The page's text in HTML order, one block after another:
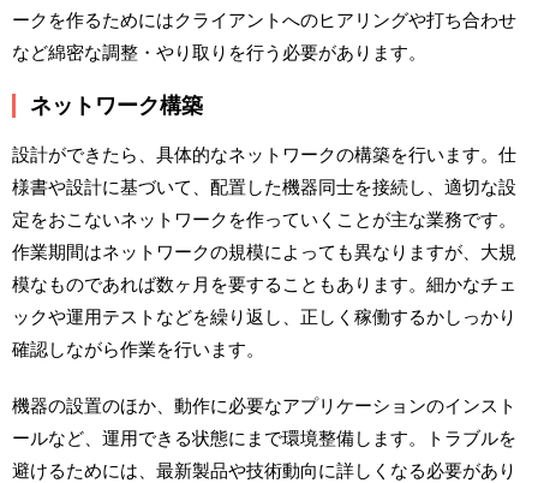
ークを作るためにはクライアントへのヒアリングや打ち合わせ
など綿密な調整・やり取りを行う必要があります。
ネットワーク構築
設計ができたら、具体的なネットワークの構築を行います。仕
様書や設計に基づいて、配置した機器同士を接続し、適切な設
定をおこないネットワークを作っていくことが主な業務です。
作業期間はネットワークの規模によっても異なりますが、大規
模なものであれば数ヶ月を要することもあります。細かなチェ
ックや運用テストなどを繰り返し、正しく稼働するかしっかり
確認しながら作業を行います。
機器の設置のほか、動作に必要なアプリケーションのインスト
ールなど、運用できる状態にまで環境整備します。トラブルを
避けるためには、最新製品や技術動向に詳しくなる必要があり